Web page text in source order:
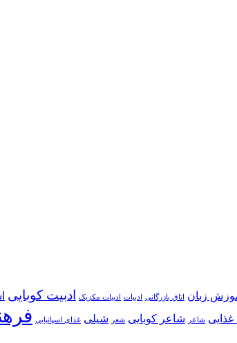
زبان اتاق بازرگانی ادبیات ادبیات مکزیک ادبیت کوبایی
شاعر شاعر کوبایی شعر شیلی غذای اسپانیایی